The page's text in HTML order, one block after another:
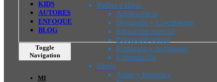
Padres e Hijos
Adolescencia
Desarrollo y Crecimiento
Educación especial
Educación sexual
Embarazo y nacimiento
Estimulación
Pareja
Amor y Romance
KIDS
AUTORES
ENFOQUE
BLOG
Toggle
Navigation
MI